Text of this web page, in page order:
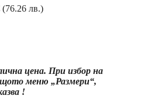
(76.26 лв.)Price
38.99€
(76.26
цена. При избор на
меню „Размери“,
!